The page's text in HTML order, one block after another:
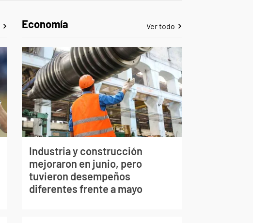
Economía Ver todo
Industria y construcción
mejoraron en junio, pero
tuvieron desempeños
diferentes frente a mayo